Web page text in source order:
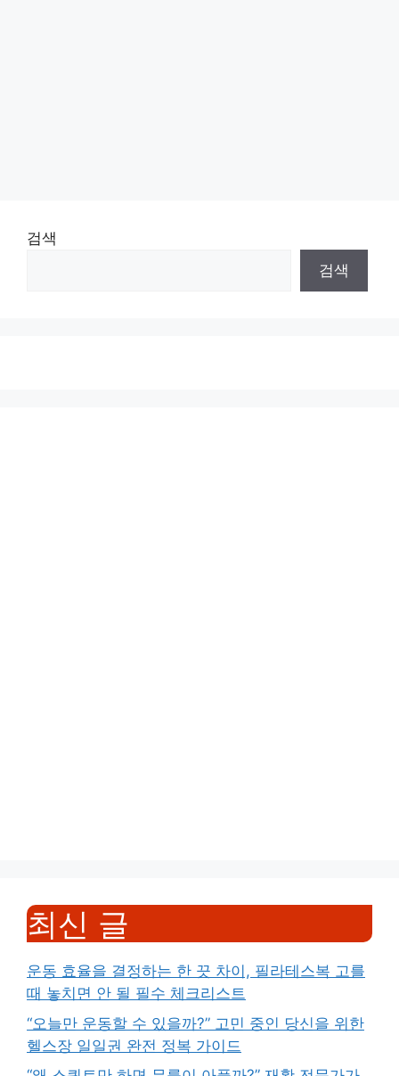
검색
검색
최신 글
운동 효율을 결정하는 한 끗 차이, 필라테스복 고를
때 놓치면 안 될 필수 체크리스트
“오늘만 운동할 수 있을까?” 고민 중인 당신을 위한
헬스장 일일권 완전 정복 가이드